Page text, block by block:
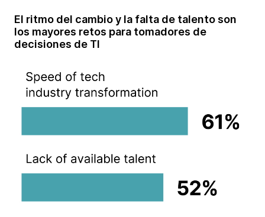
El ritmo del cambio y la falta de talento son
los mayores retos para tomadores de
decisiones de TI